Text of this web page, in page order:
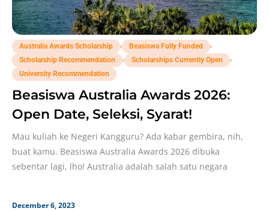
Australia Awards Scholarship Beasiswa Fully Funded
Scholarship Recommendation
Scholarships Currently Open
University Recommendation
Beasiswa Australia Awards 2026:
Open Date, Seleksi, Syarat!
Mau kuliah ke Negeri Kangguru? Ada kabar gembira, nih,
buat kamu. Beasiswa Australia Awards 2026 dibuka
sebentar lagi, lho! Australia adalah salah satu negara
December 6, 2023